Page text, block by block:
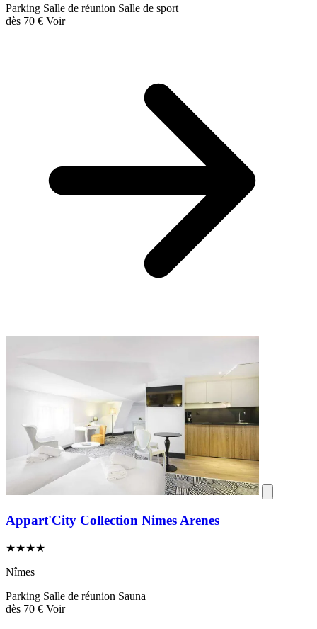
Parking Salle de réunion Salle de sport
dès 70 € Voir
Appart'City Collection Nimes Arenes
★★★★
Nîmes
Parking Salle de réunion Sauna
dès 70 € Voir